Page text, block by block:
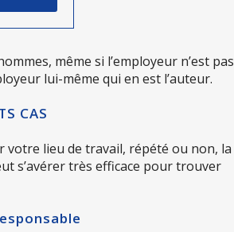
même si l’employeur n’est pas
lui-même qui en est l’auteur.
CAS
votre lieu de travail, répété ou non, la
s’avérer très efficace pour trouver